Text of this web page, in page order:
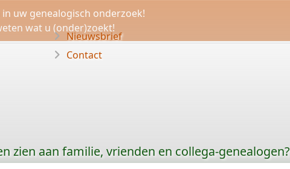
uw genealogisch onderzoek!
wat u (onder)zoekt!
Nieuwsbrief
Contact
zien aan familie, vrienden en collega-genealogen?